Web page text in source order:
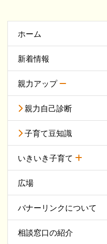
ホーム
新着情報
親力アップ
親力自己診断
子育て豆知識
いきいき子育て
広場
バナーリンクについて
相談窓口の紹介